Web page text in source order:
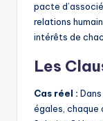
pacte
relations
intérêts de
Les
Cas réel :
égales, chaque